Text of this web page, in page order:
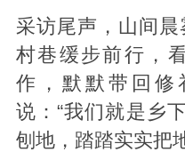
采访尾声，山间
村巷缓步前行，
作，默默带回修
说：“我们就是乡
刨地，踏踏实实把